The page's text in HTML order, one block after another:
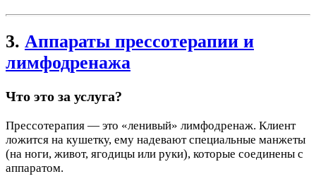
3. Аппараты прессотерапии и
лимфодренажа
Что это за услуга?
Прессотерапия — это «ленивый» лимфодренаж. Клиент
ложится на кушетку, ему надевают специальные манжеты
(на ноги, живот, ягодицы или руки), которые соединены с
аппаратом.